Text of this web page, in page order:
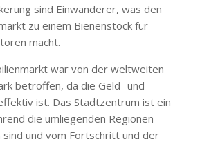
sind Einwanderer, was den
zu einem Bienenstock für
macht.
war von der weltweiten
betroffen, da die Geld- und
ist. Das Stadtzentrum ist ein
die umliegenden Regionen
sind und vom Fortschritt und der